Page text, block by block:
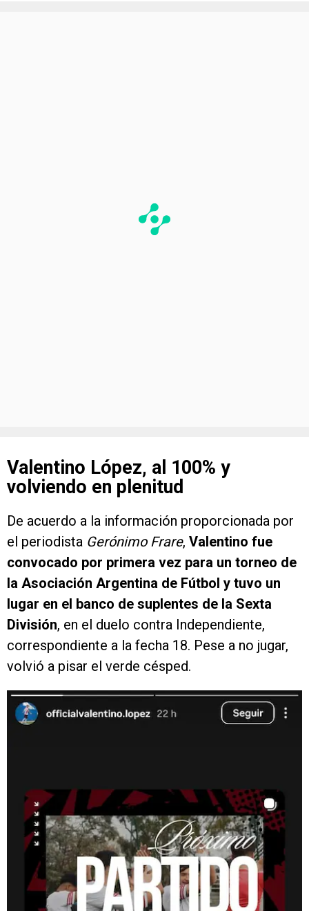
Valentino López, al 100% y
volviendo en plenitud
De acuerdo a la información proporcionada por
el periodista Gerónimo Frare, Valentino fue
convocado por primera vez para un torneo de
la Asociación Argentina de Fútbol y tuvo un
lugar en el banco de suplentes de la Sexta
División, en el duelo contra Independiente,
correspondiente a la fecha 18. Pese a no jugar,
volvió a pisar el verde césped.